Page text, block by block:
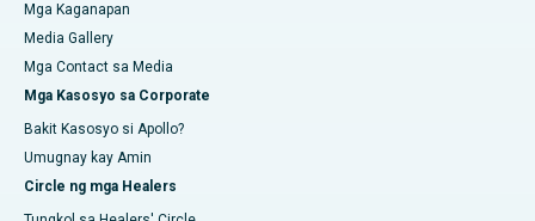
Mga Kaganapan
Media Gallery
Mga Contact sa Media
Mga Kasosyo sa Corporate
Bakit Kasosyo si Apollo?
Umugnay kay Amin
Circle ng mga Healers